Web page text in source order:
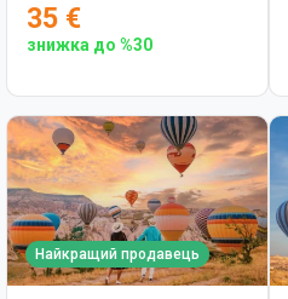
35 €
знижка до %30
Найкращий продавець